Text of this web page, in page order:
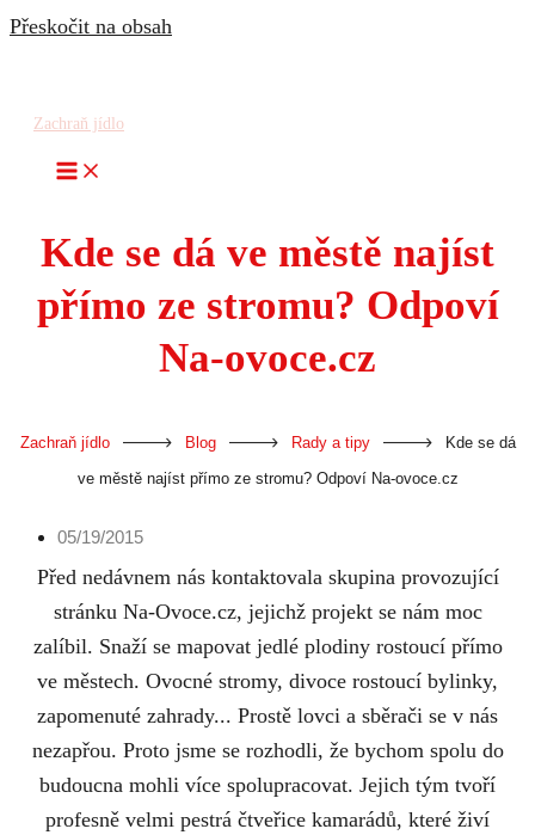
Přeskočit na obsah
Zachraň jídlo
Kde se dá ve městě najíst
přímo ze stromu? Odpoví
Na-ovoce.cz
Zachraň jídlo - Blog - Rady a tipy -
Kde se dá
ve městě najíst přímo ze stromu? Odpoví Na-ovoce.cz
05/19/2015
Před nedávnem nás kontaktovala skupina provozující
stránku Na-Ovoce.cz, jejichž projekt se nám moc
zalíbil. Snaží se mapovat jedlé plodiny rostoucí přímo
ve městech. Ovocné stromy, divoce rostoucí bylinky,
zapomenuté zahrady... Prostě lovci a sběrači se v nás
nezapřou. Proto jsme se rozhodli, že bychom spolu do
budoucna mohli více spolupracovat. Jejich tým tvoří
profesně velmi pestrá čtveřice kamarádů, které živí